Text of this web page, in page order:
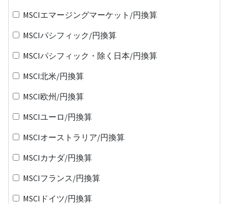
MSCIエマージングマーケット/円換算
MSCIパシフィック/円換算
MSCIパシフィック・除く日本/円換算
MSCI北米/円換算
MSCI欧州/円換算
MSCIユーロ/円換算
MSCIオーストラリア/円換算
MSCIカナダ/円換算
MSCIフランス/円換算
MSCIドイツ/円換算